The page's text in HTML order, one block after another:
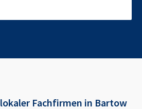
lokaler Fachfirmen in Bartow